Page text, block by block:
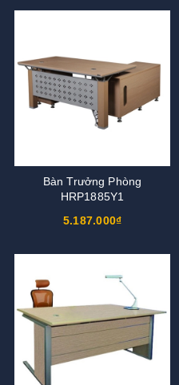
Bàn Trưởng Phòng
HRP1885Y1
5.187.000₫